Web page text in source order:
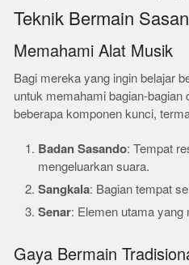
Teknik Bermain
Memahami Alat Musik
Bagi mereka yang ingin belajar
untuk memahami bagian-bagian
beberapa komponen kunci,
Badan Sasando: Tempat
mengeluarkan suara.
Sangkala: Bagian tempat
Senar: Elemen utama yang
Gaya Bermain